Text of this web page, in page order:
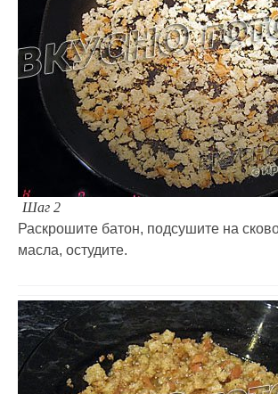
Шаг 2
Раскрошите батон, подсушите на
масла, остудите.